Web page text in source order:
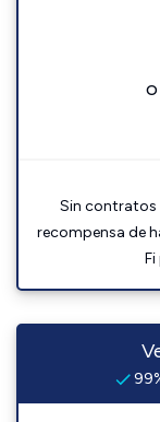
Sin contratos
recompensa de